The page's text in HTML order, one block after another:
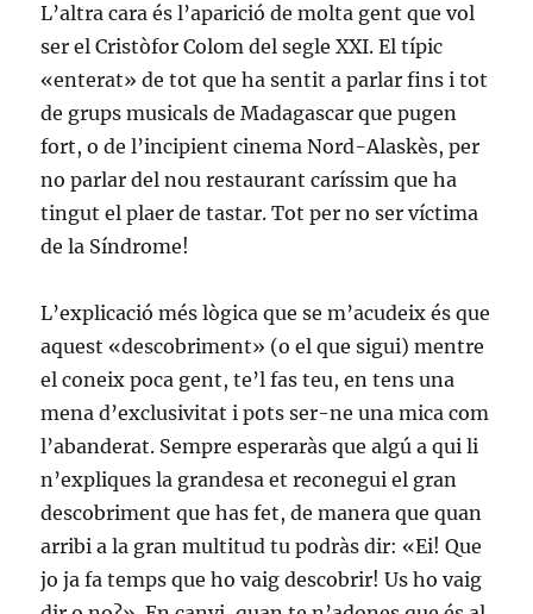
L’altra cara és l’aparició de molta gent que vol
ser el Cristòfor Colom del segle XXI. El típic
«enterat» de tot que ha sentit a parlar fins i tot
de grups musicals de Madagascar que pugen
fort, o de l’incipient cinema Nord-Alaskès, per
no parlar del nou restaurant caríssim que ha
tingut el plaer de tastar. Tot per no ser víctima
de la Síndrome!
L’explicació més lògica que se m’acudeix és que
aquest «descobriment» (o el que sigui) mentre
el coneix poca gent, te’l fas teu, en tens una
mena d’exclusivitat i pots ser-ne una mica com
l’abanderat. Sempre esperaràs que algú a qui li
n’expliques la grandesa et reconegui el gran
descobriment que has fet, de manera que quan
arribi a la gran multitud tu podràs dir: «Ei! Que
jo ja fa temps que ho vaig descobrir! Us ho vaig